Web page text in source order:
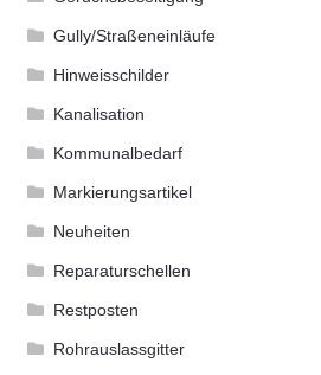
Gully/Straßeneinläufe
Hinweisschilder
Kanalisation
Kommunalbedarf
Markierungsartikel
Neuheiten
Reparaturschellen
Restposten
Rohrauslassgitter